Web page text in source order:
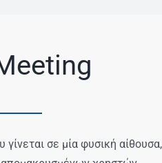
σε μία φυσική